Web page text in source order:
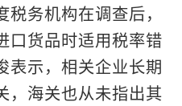
务机构在调查后，
口货品时适用税率错
表示，相关企业长期
，海关也从未指出其